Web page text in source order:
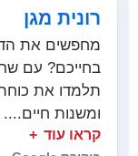
רונית מגן
מחפשים את
בחייכם? עם
תלמדו את
ומשנות חיים....
קראו עוד